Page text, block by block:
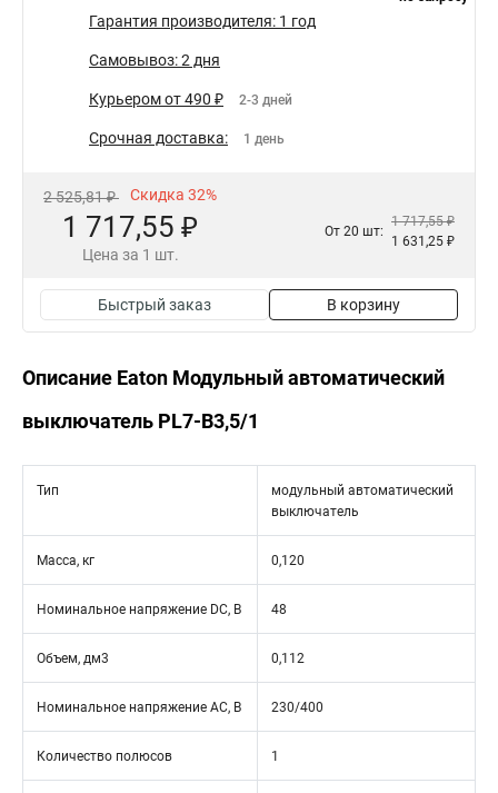
Гарантия производителя: 1 год
Самовывоз: 2 дня
Курьером от 490 ₽ 2-3 дней
Срочная доставка: 1 день
2 525,81 ₽ Скидка 32%
1 717,55 ₽
Цена за 1 шт.
От 20 шт:
1 717,55 ₽
1 631,25 ₽
Быстрый заказ В корзину
Описание Eaton Модульный автоматический
выключатель PL7-B3,5/1
Тип
модульный автоматический
выключатель
Масса, кг 0,120
Номинальное напряжение DC, В 48
Объем, дм3 0,112
Номинальное напряжение АС, В 230/400
Количество полюсов 1